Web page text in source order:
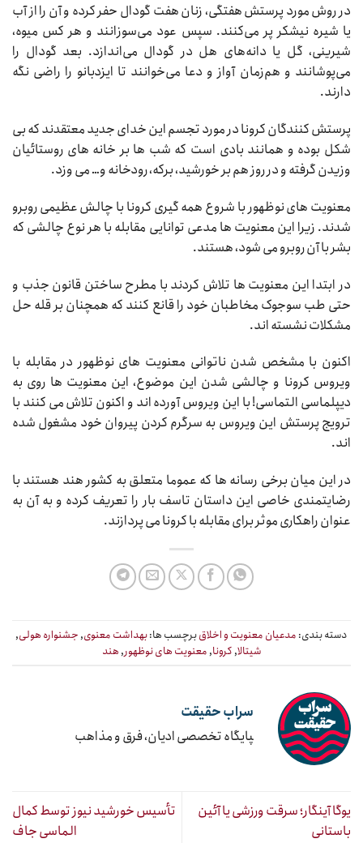
در روش مورد پرستش هفتگی، زنان هفت گودال حفر کرده و آن را از آب
یا شیره نیشکر پر می‌کنند. سپس عود می‌سوزانند و هر کس میوه،
شیرینی، گل یا دانه‌های هل در گودال می‌اندازد. بعد گودال را
می‌پوشانند و هم‌زمان آواز و دعا می‌خوانند تا ایزدبانو را راضی نگه
دارند.
پرستش کنندگان کرونا در مورد تجسم این خدای جدید معتقدند که بی
شکل بوده و همانند بادی است که شب ها بر خانه های روستائیان
وزیدن گرفته و در روز هم بر خورشید، برکه، رودخانه و… می وزد.
معنویت های نوظهور با شروع همه گیری کرونا با چالش عظیمی روبرو
شدند. زیرا این معنویت ها مدعی توانایی مقابله با هر نوع چالشی که
بشر با آن روبرو می شود، هستند.
در ابتدا این معنویت ها تلاش کردند با مطرح ساختن قانون جذب و
حتی طب سوجوک مخاطبان خود را قانع کنند که همچنان بر قله حل
مشکلات نشسته اند.
اکنون با مشخص شدن ناتوانی معنویت های نوظهور در مقابله با
ویروس کرونا و چالشی شدن این موضوع، این معنویت ها روی به
دیپلماسی التماسی! با این ویروس آورده اند و اکنون تلاش می کنند با
ترویج پرستش این ویروس به سرگرم کردن پیروان خود مشغول شده
اند.
در این میان برخی رسانه ها که عموما متعلق به کشور هند هستند با
رضایتمندی خاصی این داستان تاسف بار را تعریف کرده و به آن به
عنوان راهکاری موثر برای مقابله با کرونا می پردازند.
دسته بندی: مدعیان معنویت و اخلاقبرچسب ها:بهداشت معنوی, جشنواره هولی,
شیتالا, کرونا, معنویت های نوظهور, هند
سراب حقیقت
‍پایگاه تخصصی ادیان، فرق و مذاهب
یوگا آینگار؛ سرقت ورزشی یا آئین
باستانی
تأسیس خورشید نیوز توسط کمال
الماسی جاف